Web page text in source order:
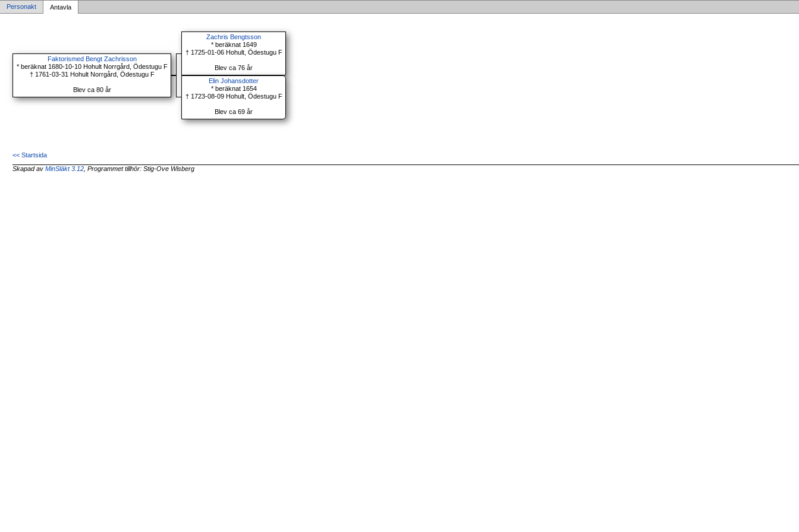
Personakt Antavla
Faktorismed Bengt Zachrisson
* beräknat 1680-10-10 Hohult Norrgård, Ödestugu F
† 1761-03-31 Hohult Norrgård, Ödestugu F
Blev ca 80 år
Zachris Bengtsson
* beräknat 1649
† 1725-01-06 Hohult, Ödestugu F
Blev ca 76 år
Elin Johansdotter
* beräknat 1654
† 1723-08-09 Hohult, Ödestugu F
Blev ca 69 år
<< Startsida
Skapad avMinSläkt 3.12 , Programmet tillhör: Stig-Ove Wisberg